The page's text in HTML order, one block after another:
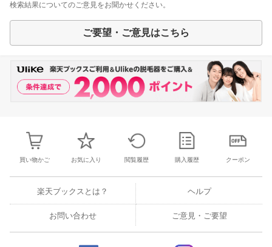
検索結果についてのご意見をお聞かせください。
ご要望・ご意見はこちら
買い物かご お気に入り 閲覧履歴 購入履歴 クーポン
楽天ブックスとは？ ヘルプ
お問い合わせ ご意見・ご要望